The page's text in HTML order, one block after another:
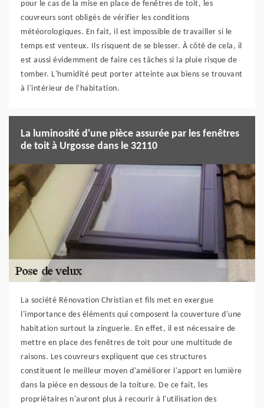
pour le cas de la mise en place de fenêtres de toit, les
couvreurs sont obligés de vérifier les conditions
météorologiques. En fait, il est impossible de travailler si le
temps est venteux. Ils risquent de se blesser. À côté de cela, il
est aussi évidemment de faire ces tâches si la pluie risque de
tomber. L'humidité peut porter atteinte aux biens se trouvant
à l'intérieur de l'habitation.
La luminosité d'une pièce assurée par les fenêtres
de toit à Urgosse dans le 32110
La société Rénovation Christian et fils met en exergue
l'importance des éléments qui composent la couverture d'une
habitation surtout la zinguerie. En effet, il est nécessaire de
mettre en place des fenêtres de toit pour une multitude de
raisons. Les couvreurs expliquent que ces structures
constituent le meilleur moyen d'améliorer l'apport en lumière
dans la pièce en dessous de la toiture. De ce fait, les
propriétaires n'auront plus à recourir à l'utilisation des